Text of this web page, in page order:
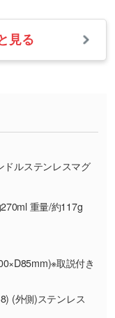
を表現した
したい／印
の指定や、
ります。→詳
ー部分だけを
いキャラク
データは切
本体色に合わ
場合は、ス
もございま
いる場合
合
て
合、または
場合
依頼(商
)
ルにてご連絡
受け付けて
～
見る
ドルステンレスマグ
重量/約117g
取説付き
(外側)ステンレス